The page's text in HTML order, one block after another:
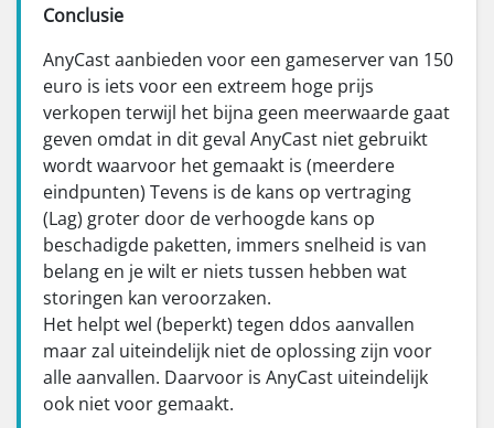
Conclusie
AnyCast aanbieden voor een gameserver van 150
euro is iets voor een extreem hoge prijs
verkopen terwijl het bijna geen meerwaarde gaat
geven omdat in dit geval AnyCast niet gebruikt
wordt waarvoor het gemaakt is (meerdere
eindpunten) Tevens is de kans op vertraging
(Lag) groter door de verhoogde kans op
beschadigde paketten, immers snelheid is van
belang en je wilt er niets tussen hebben wat
storingen kan veroorzaken.
Het helpt wel (beperkt) tegen ddos aanvallen
maar zal uiteindelijk niet de oplossing zijn voor
alle aanvallen. Daarvoor is AnyCast uiteindelijk
ook niet voor gemaakt.